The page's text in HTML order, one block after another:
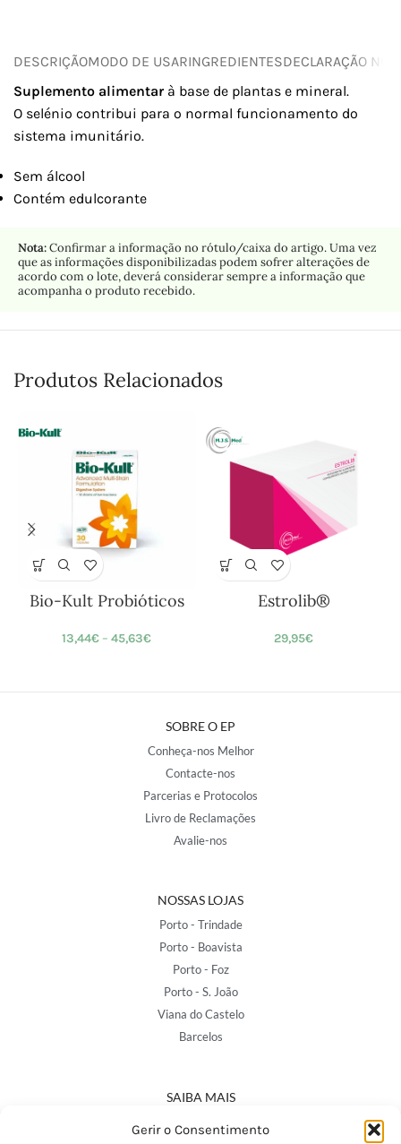
Gerir o Consentimento
DESCRIÇÃOMODO DE USARINGREDIENTESDECLARAÇÃO
Suplemento alimentar à base de plantas e mineral.
O selénio contribui para o normal funcionamento do
sistema imunitário.
Sem álcool
Contém edulcorante
Nota:Confirmar a informação no rótulo/caixa do artigo. Uma vez
que as informações disponibilizadas podem sofrer alterações de
acordo com o lote, deverá considerar sempre a informação que
acompanha o produto recebido.
Produtos Relacionados
Bio-Kult Probióticos
13,44€ – 45,63€
Estrolib®
29,95€
SOBRE O EP
Conheça-nos Melhor
Contacte-nos
Parcerias e Protocolos
Livro de Reclamações
Avalie-nos
NOSSAS LOJAS
Porto - Trindade
Porto - Boavista
Porto - Foz
Porto - S. João
Viana do Castelo
Barcelos
SAIBA MAIS
Política de Privacidade